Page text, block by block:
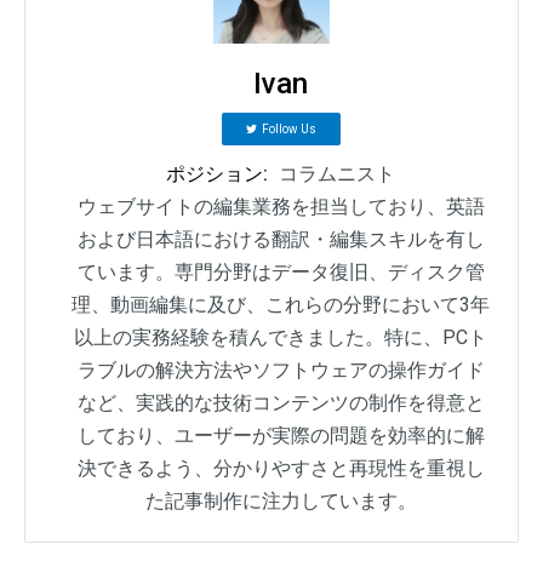
Ivan
Follow Us
ポジション:
コラムニスト
ウェブサイトの編集業務を担当しており、英語
および日本語における翻訳・編集スキルを有し
ています。専門分野はデータ復旧、ディスク管
理、動画編集に及び、これらの分野において3年
以上の実務経験を積んできました。特に、PCト
ラブルの解決方法やソフトウェアの操作ガイド
など、実践的な技術コンテンツの制作を得意と
しており、ユーザーが実際の問題を効率的に解
決できるよう、分かりやすさと再現性を重視し
た記事制作に注力しています。